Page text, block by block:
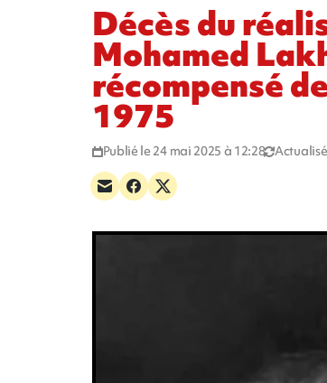
Décès du
Mohamed
récompensé
1975
Publié le 24 mai 2025 à 12:28